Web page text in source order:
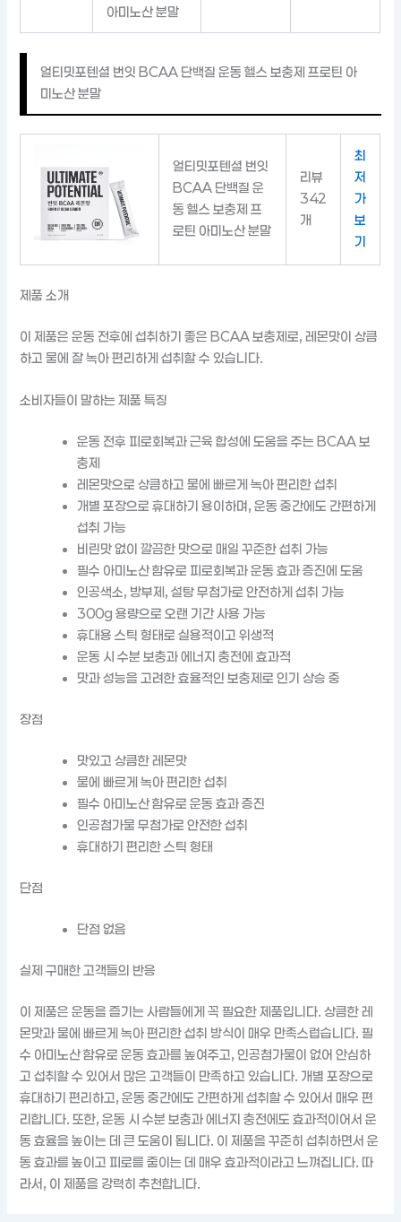
아미노산 분말
얼티밋포텐셜 번잇 BCAA 단백질 운동 헬스 보충제 프로틴 아
미노산 분말
얼티밋포텐셜 번잇
BCAA 단백질 운
동 헬스 보충제 프
로틴 아미노산 분말
리뷰
342
개
최
저
가
보
기
제품 소개
이 제품은 운동 전후에 섭취하기 좋은 BCAA 보충제로, 레몬맛이 상큼
하고 물에 잘 녹아 편리하게 섭취할 수 있습니다.
소비자들이 말하는 제품 특징
운동 전후 피로회복과 근육 합성에 도움을 주는 BCAA 보
충제
레몬맛으로 상큼하고 물에 빠르게 녹아 편리한 섭취
개별 포장으로 휴대하기 용이하며, 운동 중간에도 간편하게
섭취 가능
비린맛 없이 깔끔한 맛으로 매일 꾸준한 섭취 가능
필수 아미노산 함유로 피로회복과 운동 효과 증진에 도움
인공색소, 방부제, 설탕 무첨가로 안전하게 섭취 가능
300g 용량으로 오랜 기간 사용 가능
휴대용 스틱 형태로 실용적이고 위생적
운동 시 수분 보충과 에너지 충전에 효과적
맛과 성능을 고려한 효율적인 보충제로 인기 상승 중
장점
맛있고 상큼한 레몬맛
물에 빠르게 녹아 편리한 섭취
필수 아미노산 함유로 운동 효과 증진
인공첨가물 무첨가로 안전한 섭취
휴대하기 편리한 스틱 형태
단점
단점 없음
실제 구매한 고객들의 반응
이 제품은 운동을 즐기는 사람들에게 꼭 필요한 제품입니다. 상큼한 레
몬맛과 물에 빠르게 녹아 편리한 섭취 방식이 매우 만족스럽습니다. 필
수 아미노산 함유로 운동 효과를 높여주고, 인공첨가물이 없어 안심하
고 섭취할 수 있어서 많은 고객들이 만족하고 있습니다. 개별 포장으로
휴대하기 편리하고, 운동 중간에도 간편하게 섭취할 수 있어서 매우 편
리합니다. 또한, 운동 시 수분 보충과 에너지 충전에도 효과적이어서 운
동 효율을 높이는 데 큰 도움이 됩니다. 이 제품을 꾸준히 섭취하면서 운
동 효과를 높이고 피로를 줄이는 데 매우 효과적이라고 느껴집니다. 따
라서, 이 제품을 강력히 추천합니다.